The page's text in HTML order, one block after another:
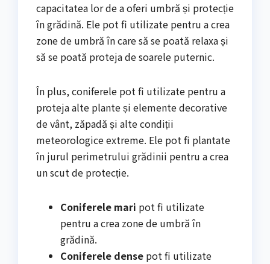
capacitatea lor de a oferi umbră și protecție
în grădină. Ele pot fi utilizate pentru a crea
zone de umbră în care să se poată relaxa și
să se poată proteja de soarele puternic.
În plus, coniferele pot fi utilizate pentru a
proteja alte plante și elemente decorative
de vânt, zăpadă și alte condiții
meteorologice extreme. Ele pot fi plantate
în jurul perimetrului grădinii pentru a crea
un scut de protecție.
Coniferele mari pot fi utilizate
pentru a crea zone de umbră în
grădină.
Coniferele dense pot fi utilizate